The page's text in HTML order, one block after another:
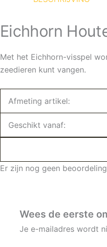
Eichhorn
Met het Eichhorn-visspel
zeedieren kunt vangen.
Afmeting artikel:
Geschikt vanaf:
Er zijn nog geen
Wees de eerste
Je e-mailadres wordt